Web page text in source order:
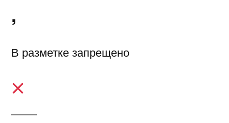
,
В разметке запрещено